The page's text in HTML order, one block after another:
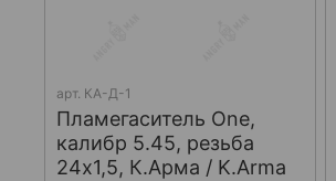
арт. КА-Д-1
Пламегаситель One,
калибр 5.45, резьба
24х1,5, К.Арма / K.Arma